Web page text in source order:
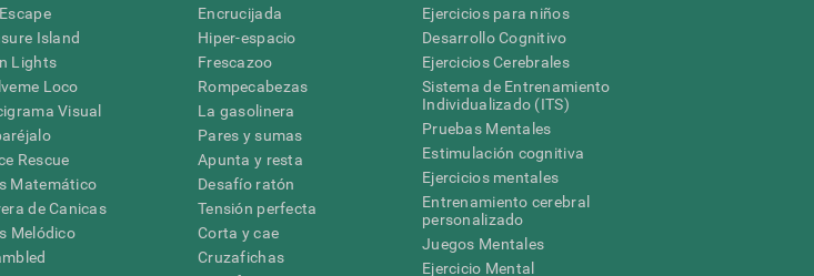
Island
Lights
Loco
Visual
Rescue
Matemático
de Canicas
Melódico
Encrucijada
Hiper-espacio
Frescazoo
Rompecabezas
La gasolinera
Pares y sumas
Apunta y resta
Desafío ratón
Tensión perfecta
Corta y cae
Cruzafichas
Ejercicios para niños
Desarrollo Cognitivo
Ejercicios Cerebrales
Sistema de Entrenamiento
Individualizado (ITS)
Pruebas Mentales
Estimulación cognitiva
Ejercicios mentales
Entrenamiento cerebral
personalizado
Juegos Mentales
Ejercicio Mental